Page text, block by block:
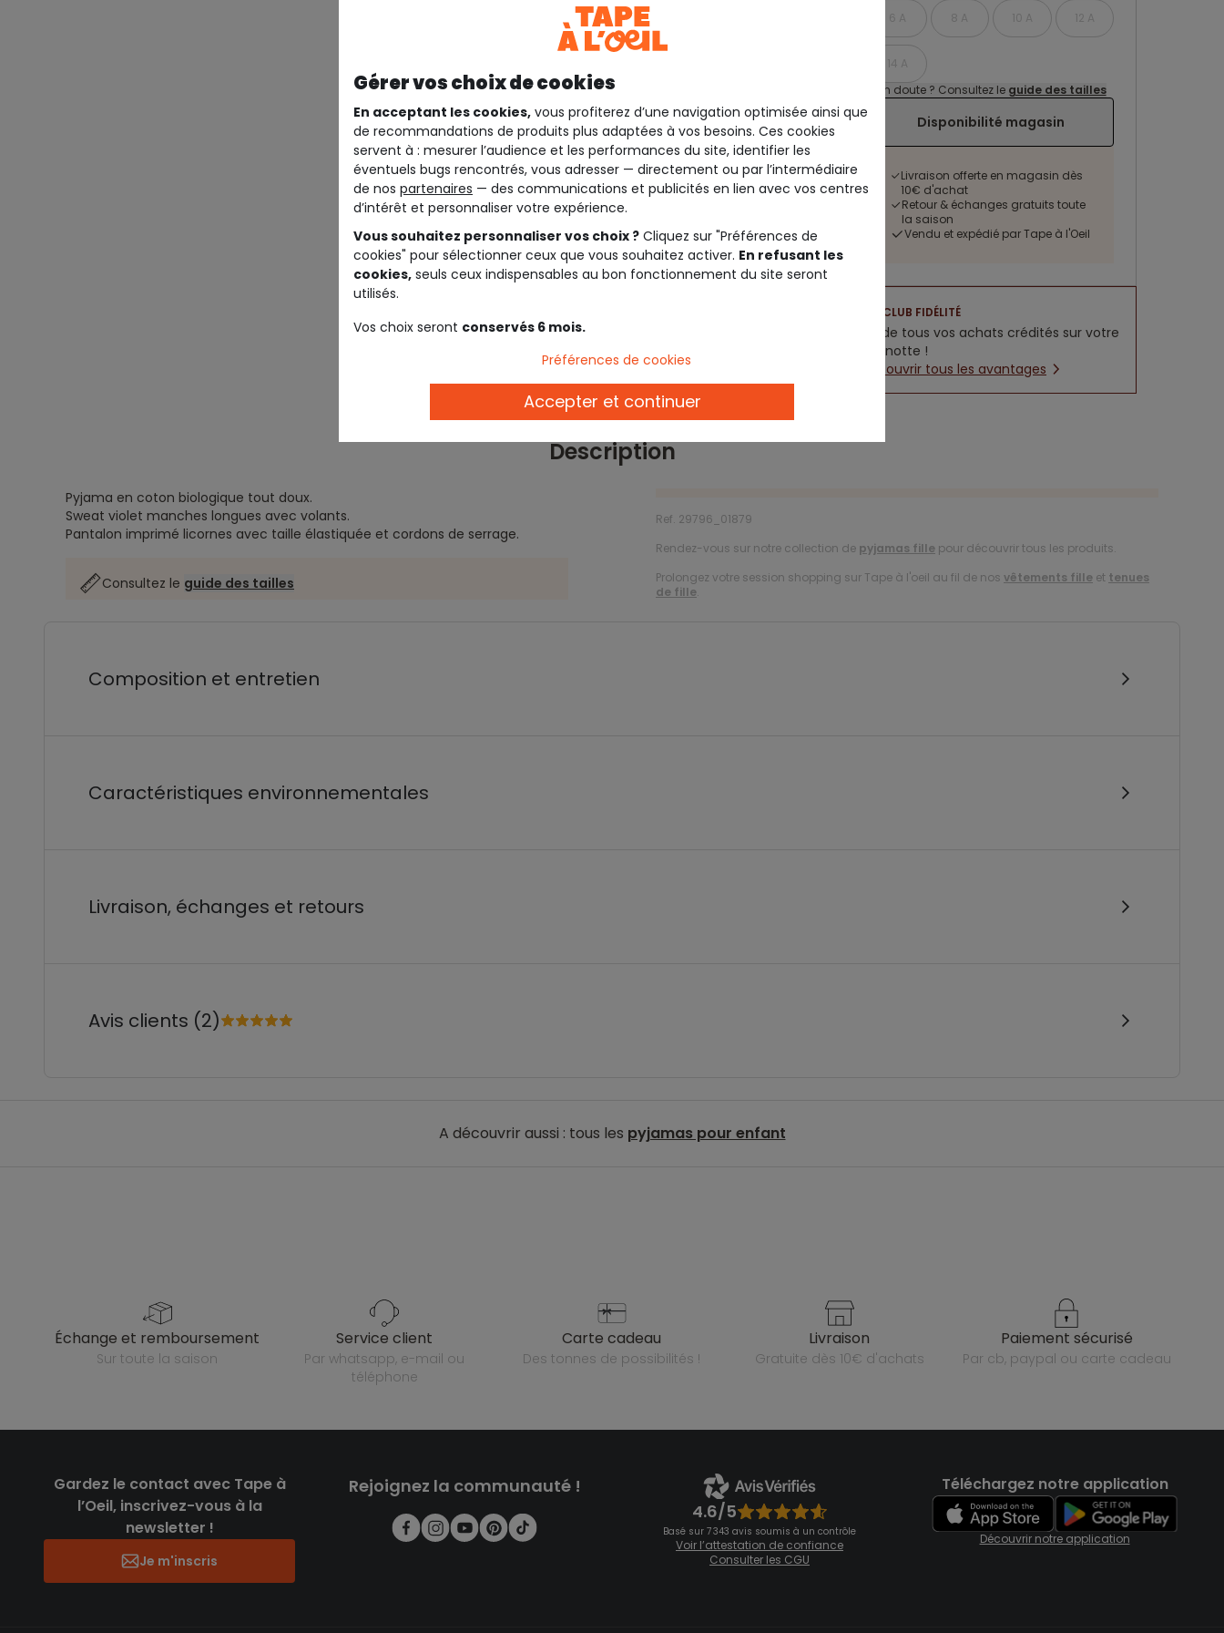
6 A 8 A 10 A 12 A
14 A
Un doute ? Consultez le guide des tailles
Disponibilité magasin
Livraison offerte en magasin dès
10€ d'achat
Retour & échanges gratuits toute
la saison
Vendu et expédié par Tape à l'Oeil
CLUB FIDÉLITÉ
5% de tous vos achats crédités sur votre
cagnotte !
Découvrir tous les avantages
Description
Pyjama en coton biologique tout doux.
Sweat violet manches longues avec volants.
Pantalon imprimé licornes avec taille élastiquée et cordons de serrage.
Consultez le guide des tailles
Ref. 29796_01879
Rendez-vous sur notre collection de pyjamas fille pour découvrir tous les produits.
Prolongez votre session shopping sur Tape à l'oeil au fil de nos vêtements fille et tenues
de fille.
Composition et entretien
Caractéristiques environnementales
Livraison, échanges et retours
Avis clients (2)
A découvrir aussi : tous les pyjamas pour enfant
échange et remboursement
sur toute la saison
service client
par whatsapp, e-mail ou
téléphone
carte cadeau
des tonnes de possibilités !
livraison
gratuite dès 10€ d'achats
paiement sécurisé
par cb, paypal ou carte cadeau
Gardez le contact avec Tape à
l’Oeil, inscrivez-vous à la
newsletter !
Je m'inscris
Rejoignez la communauté !
4.6/5
Basé sur 7 343 avis soumis à un contrôle
Voir l’attestation de confiance
Consulter les CGU
Téléchargez notre application
Découvrir notre application
Gérer vos choix de cookies
En acceptant les cookies, vous profiterez d’une navigation optimisée ainsi que
de recommandations de produits plus adaptées à vos besoins. Ces cookies
servent à : mesurer l’audience et les performances du site, identifier les
éventuels bugs rencontrés, vous adresser — directement ou par l’intermédiaire
de nos partenaires — des communications et publicités en lien avec vos centres
d’intérêt et personnaliser votre expérience.
Vous souhaitez personnaliser vos choix ? Cliquez sur "Préférences de
cookies" pour sélectionner ceux que vous souhaitez activer. En refusant les
cookies, seuls ceux indispensables au bon fonctionnement du site seront
utilisés.
Vos choix seront conservés 6 mois.
Préférences de cookies
Accepter et continuer